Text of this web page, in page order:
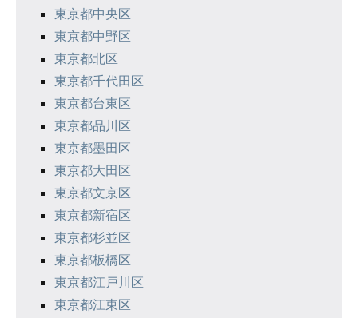
東京都中央区
東京都中野区
東京都北区
東京都千代田区
東京都台東区
東京都品川区
東京都墨田区
東京都大田区
東京都文京区
東京都新宿区
東京都杉並区
東京都板橋区
東京都江戸川区
東京都江東区